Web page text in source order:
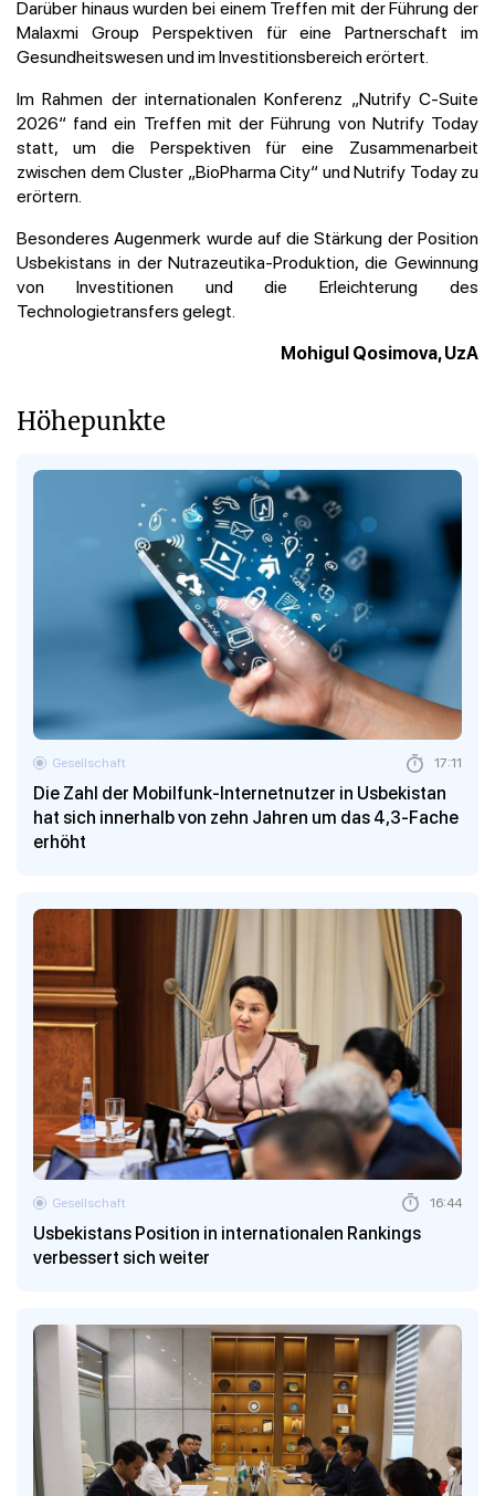
Darüber hinaus wurden bei einem Treffen mit der Führung der
Malaxmi Group Perspektiven für eine Partnerschaft im
Gesundheitswesen und im Investitionsbereich erörtert.
Im Rahmen der internationalen Konferenz „Nutrify C-Suite
2026“ fand ein Treffen mit der Führung von Nutrify Today
statt, um die Perspektiven für eine Zusammenarbeit
zwischen dem Cluster „BioPharma City“ und Nutrify Today zu
erörtern.
Besonderes Augenmerk wurde auf die Stärkung der Position
Usbekistans in der Nutrazeutika-Produktion, die Gewinnung
von Investitionen und die Erleichterung des
Technologietransfers gelegt.
Mohigul Qosimova, UzA
Höhepunkte
Die Zahl der Mobilfunk-Internetnutzer in Usbekistan
hat sich innerhalb von zehn Jahren um das 4,3-Fache
erhöht
Gesellschaft 17:11
Usbekistans Position in internationalen Rankings
verbessert sich weiter
Gesellschaft 16:44